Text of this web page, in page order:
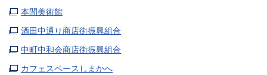
本間美術館
酒田中通り商店街振興組合
中町中和会商店街振興組合
カフェスペースしまかへ